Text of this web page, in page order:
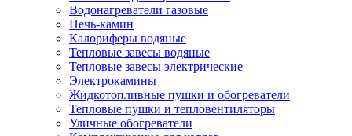
Водонагреватели газовые
Печь-камин
Калориферы водяные
Тепловые завесы водяные
Тепловые завесы электрические
Электрокамины
Жидкотопливные пушки и обогреватели
Тепловые пушки и тепловентиляторы
Уличные обогреватели